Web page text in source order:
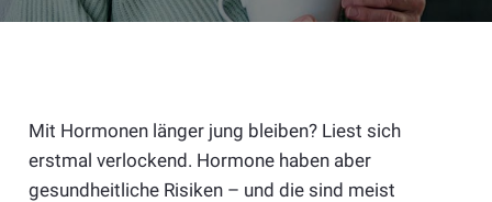
Mit Hormonen länger jung bleiben? Liest sich
erstmal verlockend. Hormone haben aber
gesundheitliche Risiken – und die sind meist